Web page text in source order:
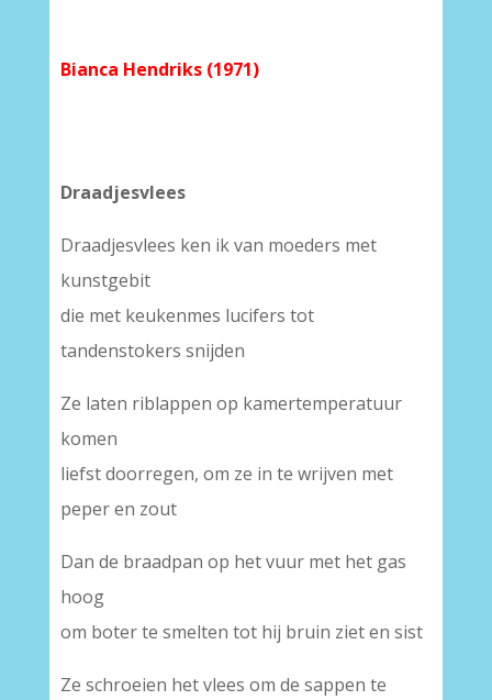
Bianca Hendriks (1971)
Draadjesvlees
Draadjesvlees ken ik van moeders met
kunstgebit
die met keukenmes lucifers tot
tandenstokers snijden
Ze laten riblappen op kamertemperatuur
komen
liefst doorregen, om ze in te wrijven met
peper en zout
Dan de braadpan op het vuur met het gas
hoog
om boter te smelten tot hij bruin ziet en sist
Ze schroeien het vlees om de sappen te